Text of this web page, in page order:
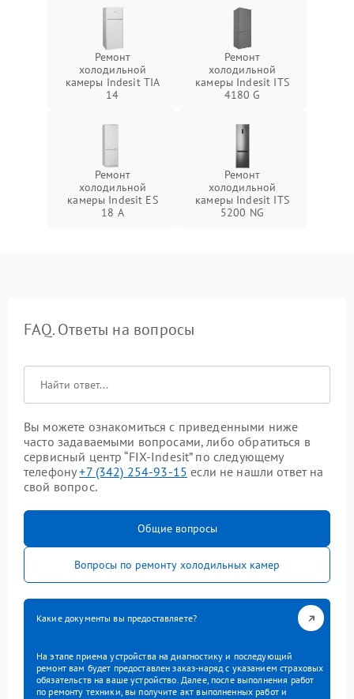
Ремонт
холодильной
камеры Indesit TIA
14
Ремонт
холодильной
камеры Indesit ITS
4180 G
Ремонт
холодильной
камеры Indesit ES
18 A
Ремонт
холодильной
камеры Indesit ITS
5200 NG
FAQ. Ответы на вопросы
Вы можете ознакомиться с приведенными ниже
часто задаваемыми вопросами, либо обратиться в
сервисный центр “FIX-Indesit” по следующему
телефону+7 (342) 254-93-15 если не нашли ответ на
свой вопрос.
Общие вопросы
Вопросы по ремонту холодильных камер
Какие документы вы предоставляете?
На этапе приема устройства на диагностику и последующий
ремонт вам будет предоставлен заказ-наряд с указанием страховых
обязательств на ваше устройство. Далее, после выполнения работ
по ремонту техники, вы получите акт выполненных работ и